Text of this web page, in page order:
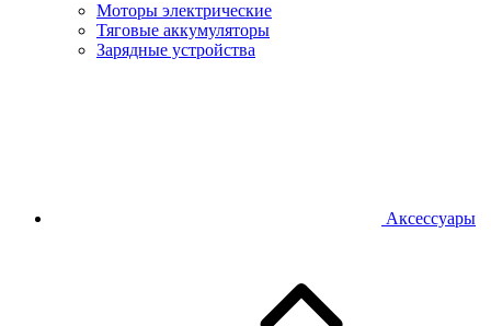
Моторы электрические
Тяговые аккумуляторы
Зарядные устройства
Аксессуары